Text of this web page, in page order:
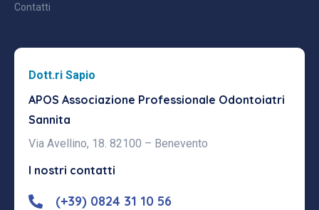
Contatti
Dott.ri Sapio
APOS Associazione Professionale Odontoiatri
Sannita
Via Avellino, 18. 82100 – Benevento
I nostri contatti
(+39) 0824 31 10 56